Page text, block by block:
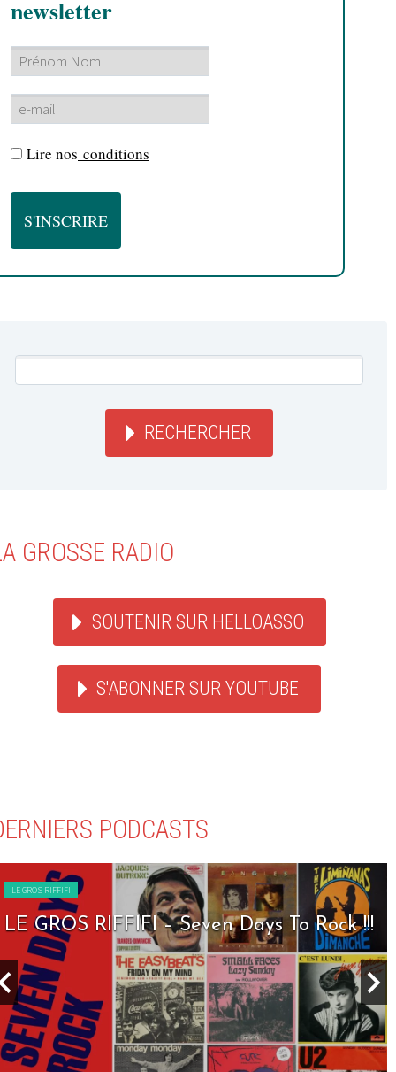
newsletter
Lire nos conditions
RECHERCHER
GROSSE RADIO
SOUTENIR SUR HELLOASSO
S'ABONNER SUR YOUTUBE
PODCASTS
LE GROS RIFFIFI
LE GROS RIFFIFI – Seven Days To Rock !!!